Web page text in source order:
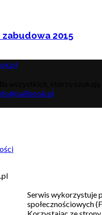
2015
Serwis wykorzystuje
społecznościowych